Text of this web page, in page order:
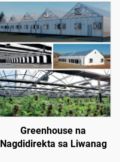
Greenhouse na
Nagdidirekta sa Liwanag